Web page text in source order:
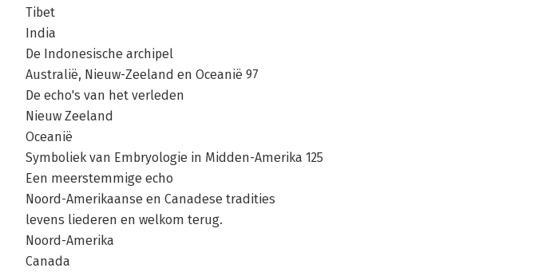
Tibet
India
De Indonesische archipel
Australië, Nieuw-Zeeland en Oceanië 97
De echo's van het verleden
Nieuw Zeeland
Oceanië
Symboliek van Embryologie in Midden-Amerika 125
Een meerstemmige echo
Noord-Amerikaanse en Canadese tradities
levens liederen en welkom terug.
Noord-Amerika
Canada